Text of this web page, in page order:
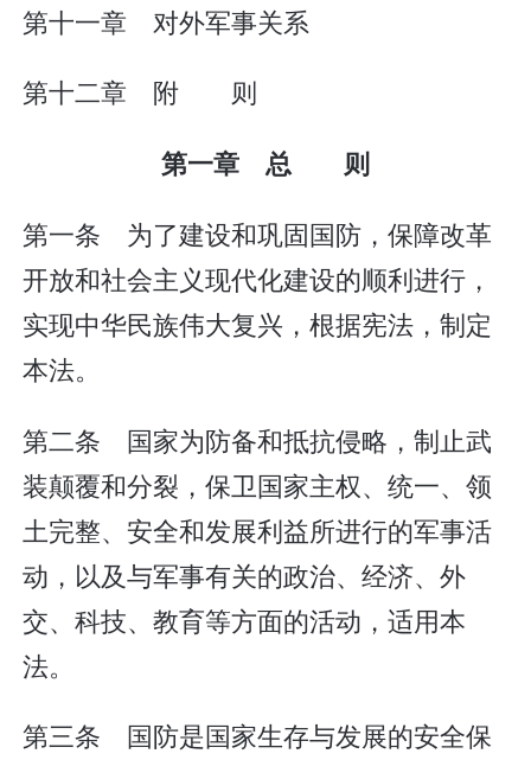
第十一章 对外军事关系
第十二章 附 则
第一章 总 则
第一条 为了建设和巩固国防，保障改革
开放和社会主义现代化建设的顺利进行，
实现中华民族伟大复兴，根据宪法，制定
本法。
第二条 国家为防备和抵抗侵略，制止武
装颠覆和分裂，保卫国家主权、统一、领
土完整、安全和发展利益所进行的军事活
动，以及与军事有关的政治、经济、外
交、科技、教育等方面的活动，适用本
法。
第三条 国防是国家生存与发展的安全保